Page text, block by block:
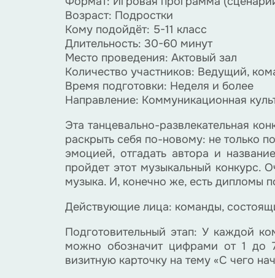
Возраст: Подростки
Кому подойдёт: 5-11 класс
Длительность: 30-60 минут
Место проведения: Актовый зал
Количество участников: Ведущий,
Время подготовки: Неделя и более
Направление: Коммуникационная
Эта танцевально-развлекательная
раскрыть себя по-новому: не только
эмоцией, отгадать автора и
пройдет этот музыкальный
музыка. И, конечно же, есть дипломы
Действующие лица: команды,
Подготовительный этап: У каждой
можно обозначит цифрами от 1 до
визитную карточку на тему «С чего